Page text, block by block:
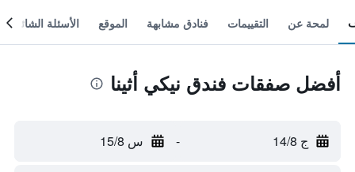
لمحة عن التقييمات فنادق مشابهة الموقع الأسئلة الشائعة
أفضل صفقات فندق نيكي أثينا
ج 14/8 - س 15/8